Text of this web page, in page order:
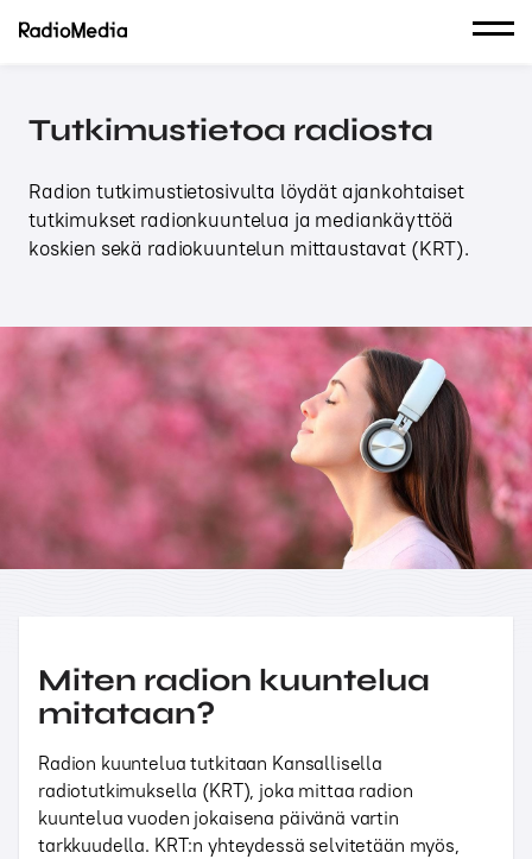
Tutkimustietoa radiosta
Radion tutkimustietosivulta löydät ajankohtaiset
tutkimukset radionkuuntelua ja mediankäyttöä
koskien sekä radiokuuntelun mittaustavat (KRT).
Miten radion kuuntelua
mitataan?
Radion kuuntelua tutkitaan Kansallisella
radiotutkimuksella (KRT), joka mittaa radion
kuuntelua vuoden jokaisena päivänä vartin
tarkkuudella. KRT:n yhteydessä selvitetään myös,